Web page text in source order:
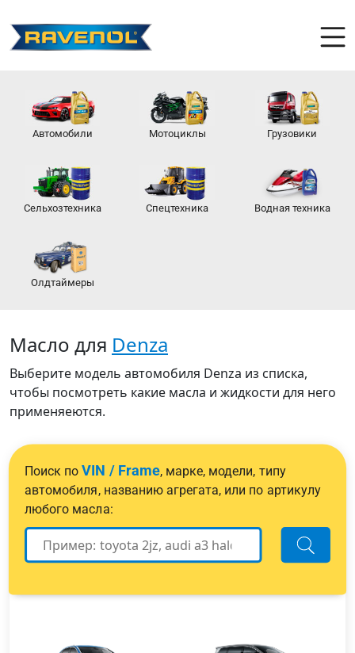
Автомобили Мотоциклы Грузовики
Сельхозтехника Спецтехника Водная техника
Олдтаймеры
Масло для Denza
Выберите модель автомобиля Denza из списка,
чтобы посмотреть какие масла и жидкости для него
применяеются.
Поиск поVIN / Frame, марке, модели, типу
автомобиля, названию агрегата, или по артикулу
любого масла: